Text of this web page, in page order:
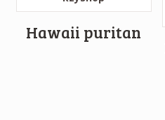
Hawaii puritan